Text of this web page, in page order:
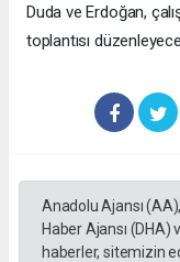
Duda ve Erdoğan,
toplantısı
Anadolu Ajansı
Haber Ajansı
haberler, sitemizin